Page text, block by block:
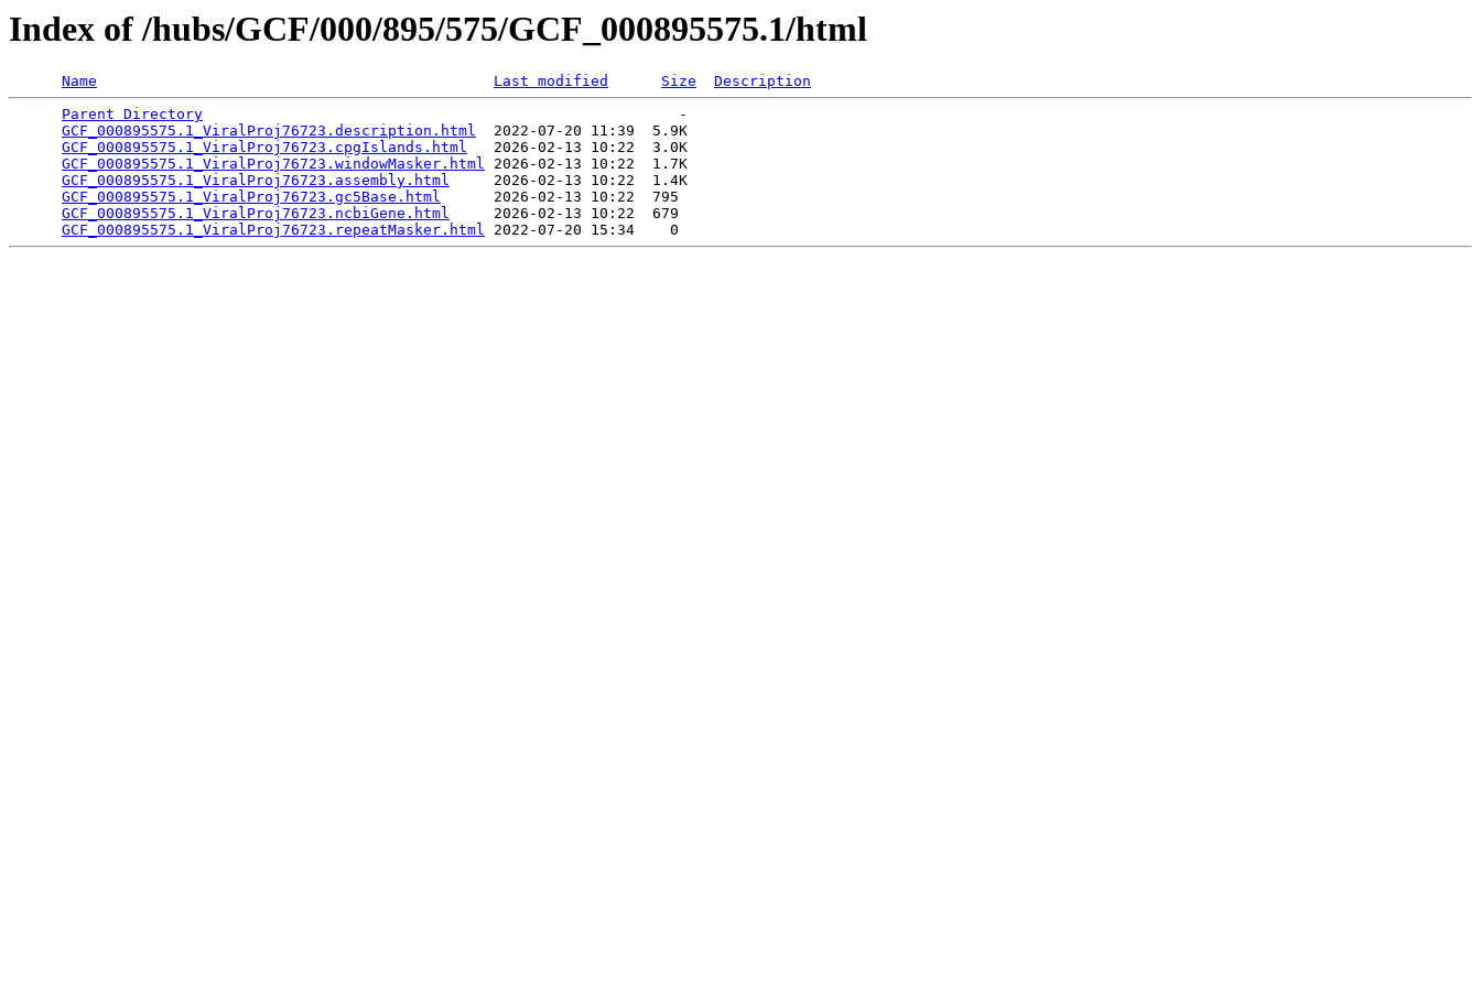
Index of /hubs/GCF/000/895/575/GCF_000895575.1/html
Name Last modified Size
Description
Parent Directory
                                                      -
GCF_000895575.1_ViralProj76723.description.html
  2022-07-20 11:39  5.9K
GCF_000895575.1_ViralProj76723.cpgIslands.html
   2026-02-13 10:22  3.0K
GCF_000895575.1_ViralProj76723.windowMasker.html 2026-02-13 10:22  1.7K
GCF_000895575.1_ViralProj76723.assembly.html
     2026-02-13 10:22  1.4K
GCF_000895575.1_ViralProj76723.gc5Base.html
      2026-02-13 10:22  795
GCF_000895575.1_ViralProj76723.ncbiGene.html
     2026-02-13 10:22  679
GCF_000895575.1_ViralProj76723.repeatMasker.html